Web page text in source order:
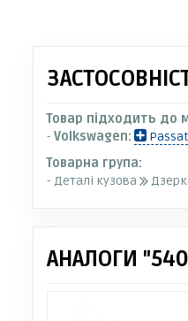
Товар підходить до
- Volkswagen:
Passat
Товарна група:
- Деталі кузова
АНАЛОГИ